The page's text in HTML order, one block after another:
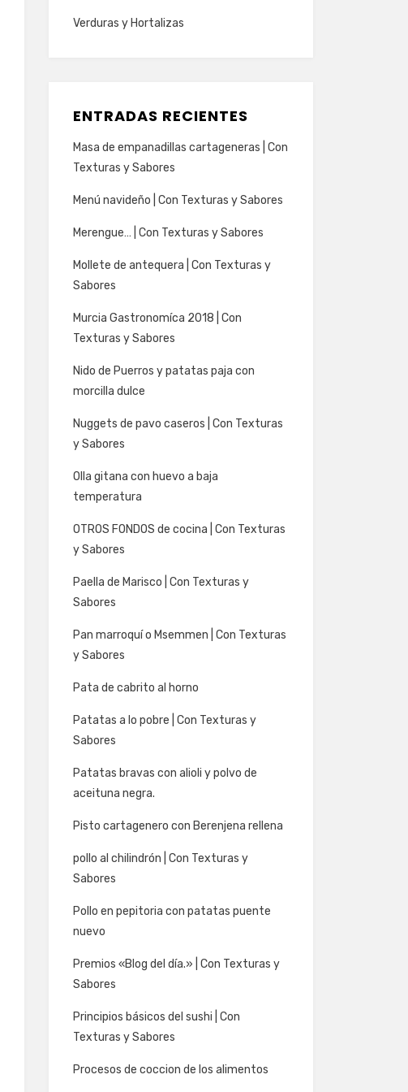
Verduras y Hortalizas
ENTRADAS RECIENTES
Masa de empanadillas cartageneras | Con
Texturas y Sabores
Menú navideño | Con Texturas y Sabores
Merengue… | Con Texturas y Sabores
Mollete de antequera | Con Texturas y
Sabores
Murcia Gastronomíca 2018 | Con
Texturas y Sabores
Nido de Puerros y patatas paja con
morcilla dulce
Nuggets de pavo caseros | Con Texturas
y Sabores
Olla gitana con huevo a baja
temperatura
OTROS FONDOS de cocina | Con Texturas
y Sabores
Paella de Marisco | Con Texturas y
Sabores
Pan marroquí o Msemmen | Con Texturas
y Sabores
Pata de cabrito al horno
Patatas a lo pobre | Con Texturas y
Sabores
Patatas bravas con alioli y polvo de
aceituna negra.
Pisto cartagenero con Berenjena rellena
pollo al chilindrón | Con Texturas y
Sabores
Pollo en pepitoria con patatas puente
nuevo
Premios «Blog del día.» | Con Texturas y
Sabores
Principios básicos del sushi | Con
Texturas y Sabores
Procesos de coccion de los alimentos